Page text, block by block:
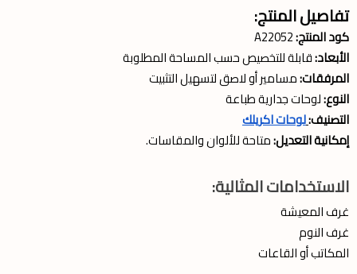
تفاصيل المنتج:
كود المنتج:
الأبعاد:قابلة للتخصيص حسب المساحة المطلوبة
المرفقات:مسامير أو لاصق لتسهيل التثبيت
النوع:لوحات جدارية طباعة
التصنيف:لوحات اكريلك
إمكانية التعديل:متاحة للألوان والمقاسات.
الاستخدامات المثالية:
غرف المعيشة
غرف النوم
المكاتب أو القاعات